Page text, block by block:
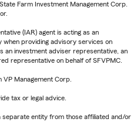
Farm Investment Management Corp.
(IAR) agent is acting as an
providing advisory services on
an investment adviser representative, an
representative on behalf of SFVPMC.
VP Management Corp.
tax or legal advice.
separate entity from those affiliated and/or